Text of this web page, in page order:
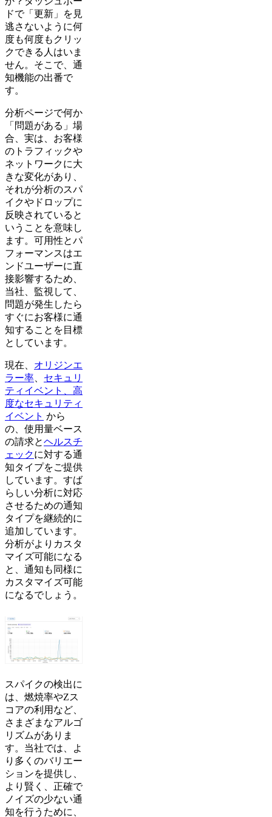
ドで「更新」を見
逃さないように何
度も何度もクリッ
クできる人はいま
せん。そこで、通
知機能の出番で
す。
分析ページで何か
「問題がある」場
合、実は、お客様
のトラフィックや
ネットワークに大
きな変化があり、
それが分析のスパ
イクやドロップに
反映されていると
いうことを意味し
ます。可用性とパ
フォーマンスはエ
ンドユーザーに直
接影響するため、
当社、監視して、
問題が発生したら
すぐにお客様に通
知することを目標
としています。
現在、 オリジンエ
ラー率
セキュリ
ティイベント、高
度なセキュリティ
イベント から
の、使用量ベース
の請求とヘルスチ
ェックに対する通
知タイプをご提供
しています。すば
らしい分析に対応
させるための通知
タイプを継続的に
追加しています。
分析がよりカスタ
マイズ可能になる
と、通知も同様に
カスタマイズ可能
になるでしょう。
スパイクの検出に
は、燃焼率やZス
コアの利用など、
さまざまなアルゴ
リズムがありま
す。当社では、よ
り多くのバリエー
ションを提供し、
より賢く、正確で
ノイズの少ない通
知を行うために、